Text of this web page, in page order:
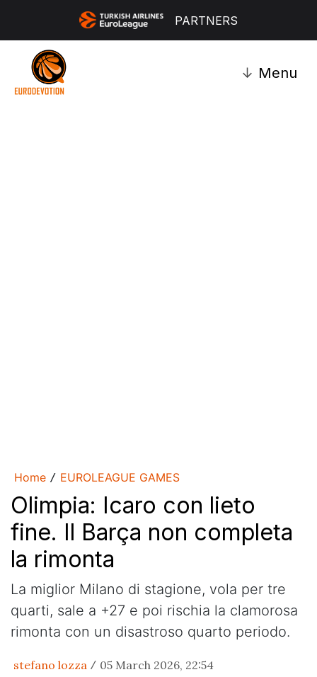
PARTNERS
↓ Menu
Home / EUROLEAGUE GAMES
Olimpia: Icaro con lieto
fine. Il Barça non completa
la rimonta
La miglior Milano di stagione, vola per tre
quarti, sale a +27 e poi rischia la clamorosa
rimonta con un disastroso quarto periodo.
stefano lozza / 05 March 2026, 22:54